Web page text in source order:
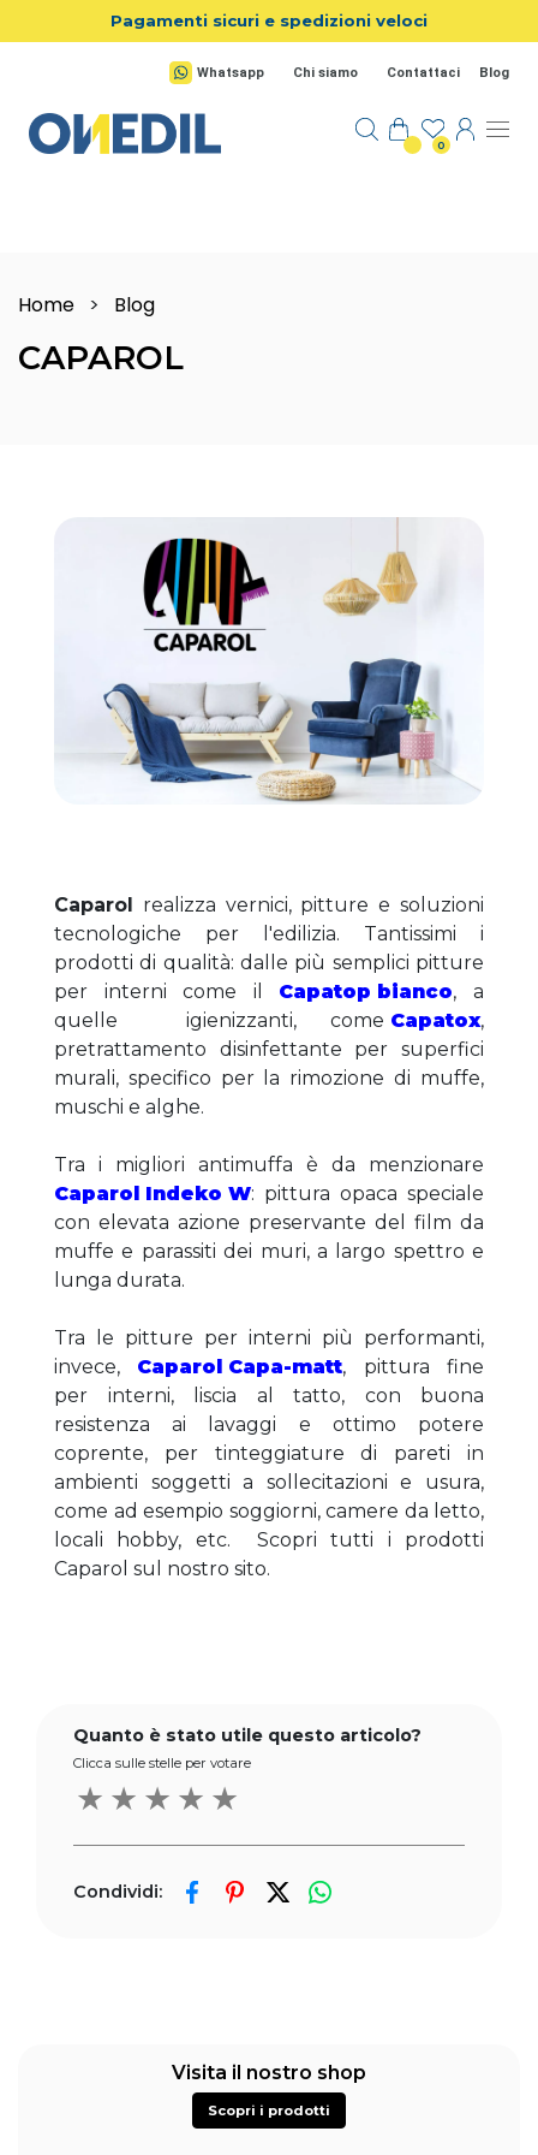
Salta al contenuto principale
Pagamenti sicuri e spedizioni veloci
Whatsapp Chi siamo Contattaci Blog
0
Home > Blog
CAPAROL
Caparol realizza vernici, pitture e soluzioni
tecnologiche per l'edilizia. Tantissimi i
prodotti di qualità: dalle più semplici pitture
per interni come il Capatop bianco, a
quelle  igienizzanti, come Capatox,
pretrattamento disinfettante per superfici
murali, specifico per la rimozione di muffe,
muschi e alghe.
Tra i migliori antimuffa è da menzionare
Caparol Indeko W: pittura opaca speciale
con elevata azione preservante del film da
muffe e parassiti dei muri, a largo spettro e
lunga durata.
Tra le pitture per interni più performanti,
invece, Caparol Capa-matt, pittura fine
per interni, liscia al tatto, con buona
resistenza ai lavaggi e ottimo potere
coprente, per tinteggiature di pareti in
ambienti soggetti a sollecitazioni e usura,
come ad esempio soggiorni, camere da letto,
locali hobby, etc.  Scopri tutti i prodotti
Caparol sul nostro sito.
Quanto è stato utile questo articolo?
Clicca sulle stelle per votare
★ ★ ★ ★ ★
Condividi:
Visita il nostro shop
Scopri i prodotti